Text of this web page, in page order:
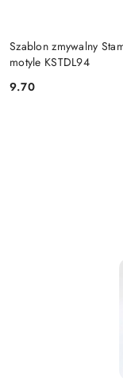
Szablon zmywalny
motyle KSTDL94
Cena:
9.70